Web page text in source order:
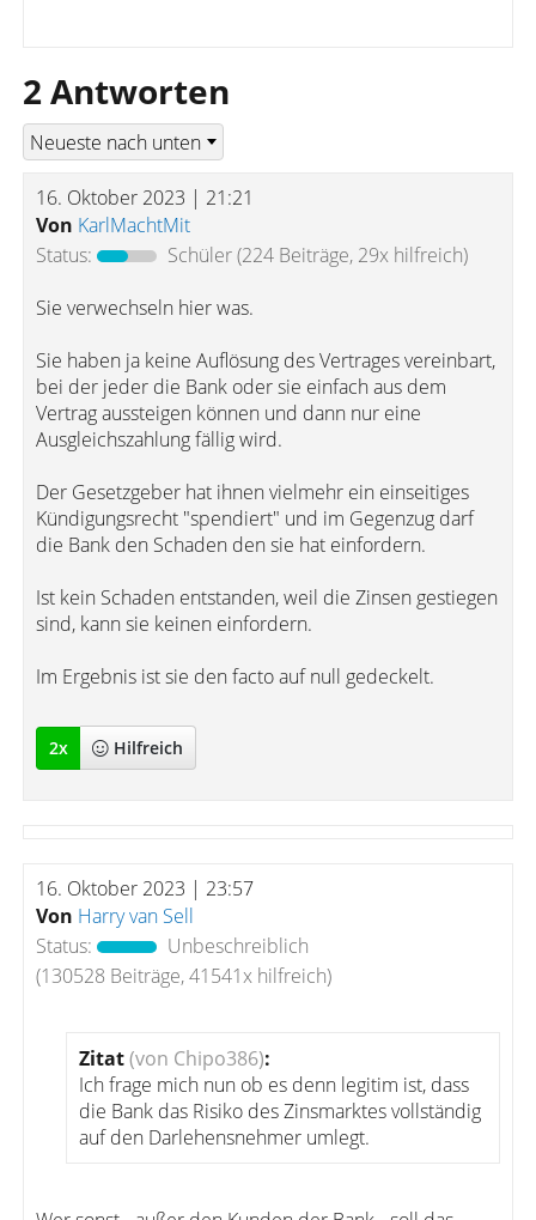
2 Antworten
16. Oktober 2023 | 21:21
Von KarlMachtMit
Status:
Schüler(224 Beiträge, 29x hilfreich)
Sie verwechseln hier was.
Sie haben ja keine Auflösung des Vertrages vereinbart,
bei der jeder die Bank oder sie einfach aus dem
Vertrag aussteigen können und dann nur eine
Ausgleichszahlung fällig wird.
Der Gesetzgeber hat ihnen vielmehr ein einseitiges
Kündigungsrecht "spendiert" und im Gegenzug darf
die Bank den Schaden den sie hat einfordern.
Ist kein Schaden entstanden, weil die Zinsen gestiegen
sind, kann sie keinen einfordern.
Im Ergebnis ist sie den facto auf null gedeckelt.
2x Hilfreich
16. Oktober 2023 | 23:57
Von Harry van Sell
Status:
Unbeschreiblich
(130528 Beiträge, 41541x hilfreich)
Zitat(von Chipo386):
Ich frage mich nun ob es denn legitim ist, dass
die Bank das Risiko des Zinsmarktes vollständig
auf den Darlehensnehmer umlegt.